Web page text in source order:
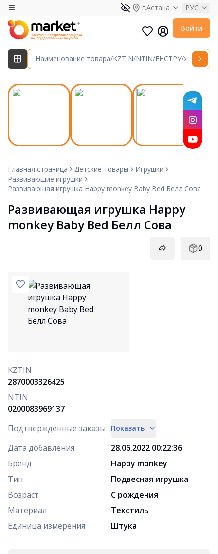
г.Астана РУС
Войти
Главная страница Детские товары
Игрушки
Развивающие игрушки
Развивающая игрушка Happy monkey Baby Bed Белл Сова
Развивающая игрушка Happy
monkey Baby Bed Белл Сова
0
KZTIN
2870003326425
NTIN
0200083969137
Подтверждённые заказы
Показать
Дата добавления
28.06.2022 00:22:36
Бренд
Happy monkey
Тип
Подвесная игрушка
Возраст
С рождения
Материал
Текстиль
Единица измерения
Штука